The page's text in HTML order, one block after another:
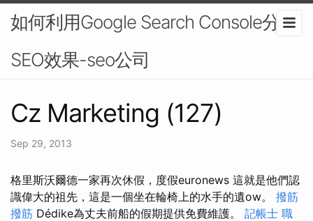
如何利用Google Search Console分析
SEO效果-seo公司
Cz Marketing (127)
Sep 29, 2013
格里斯沃爾德一家再次休假，度假euronews 這就是他們認
識偉大的祖先，這是一個坐在輪椅上的水手的遺ow。 撥筋
撥筋 Dédike為丈夫前船的假期提供免費維護。 記帳士 職